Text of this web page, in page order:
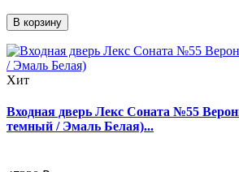
В корзину
Хит
Входная дверь Лекс Соната №55
темный / Эмаль Белая)...